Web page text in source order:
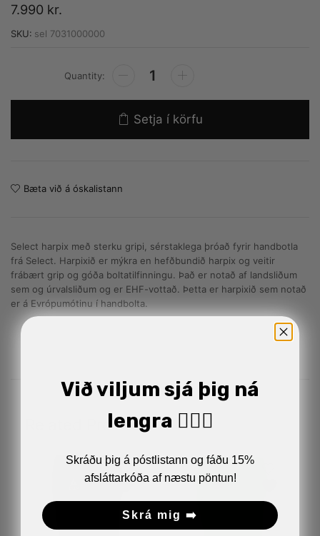
7.990 kr.
SKU: sel 7031000000
Setja í körfu
Alternative:
Bæta við á óskalistann
Select harpix með sterku gripi, sérstaklega þróað fyrir handbotla
frá Select. Harpixið er mýkra en hefðbundið harpix og veitir
frábært grip og góða boltatilfinningu. Það er notað af landsliðum
sem og úrvalsliðum og er EHF-vottað. Þetta er harpixið sem notað
er á Evrópumótinu í handbolta.
Related Products
Við viljum sjá þig ná
lengra 🏋🏼‍♂️
Skráðu þig á póstlistann og fáðu 15%
afsláttarkóða af næstu pöntun!
Skrá mig ➡️